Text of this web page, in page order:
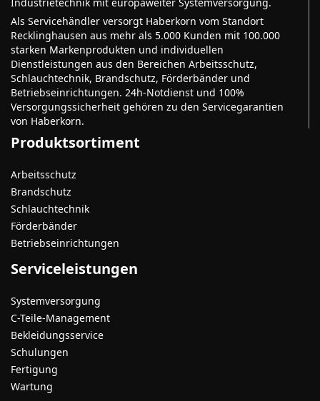
Als Servicehändler versorgt Haberkorn vom Standort
Recklinghausen aus mehr als 5.000 Kunden mit 100.000
starken Markenprodukten und individuellen
Dienstleistungen aus den Bereichen Arbeitsschutz,
Schlauchtechnik, Brandschutz, Förderbänder und
Betriebseinrichtungen. 24h-Notdienst und 100%
Versorgungssicherheit gehören zu den Servicegarantien
von Haberkorn.
Produktsortiment
Arbeitsschutz
Brandschutz
Schlauchtechnik
Förderbänder
Betriebseinrichtungen
Serviceleistungen
Systemversorgung
C-Teile-Management
Bekleidungsservice
Schulungen
Fertigung
Wartung